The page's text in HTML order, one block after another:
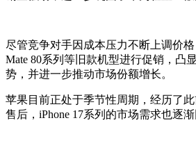
尽管竞争对手因成本压力不断上调价
Mate 80系列等旧款机型进行促销，凸
势，并进一步推动市场份额增长。
苹果目前正处于季节性周期，经历了
售后，iPhone 17系列的市场需求也逐渐